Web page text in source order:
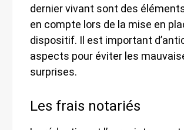
dernier vivant sont des
en compte lors de la mise en
dispositif. Il est important
aspects pour éviter les
surprises.
Les frais notariés